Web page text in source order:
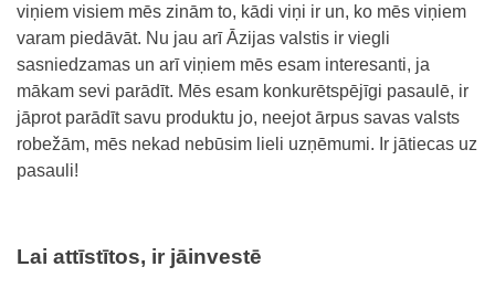
viņiem visiem mēs zinām to, kādi viņi ir un, ko mēs viņiem
varam piedāvāt. Nu jau arī Āzijas valstis ir viegli
sasniedzamas un arī viņiem mēs esam interesanti, ja
mākam sevi parādīt. Mēs esam konkurētspējīgi pasaulē, ir
jāprot parādīt savu produktu jo, neejot ārpus savas valsts
robežām, mēs nekad nebūsim lieli uzņēmumi. Ir jātiecas uz
pasauli!
Lai attīstītos, ir jāinvestē